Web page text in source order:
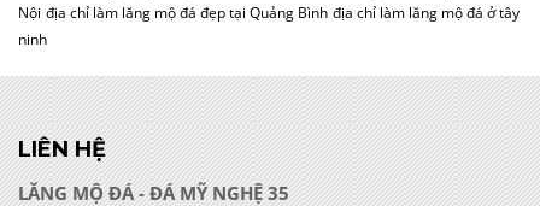
Nội địa chỉ làm lăng mộ đá đẹp tại Quảng Bình địa chỉ làm lăng mộ đá ở tây
ninh
LIÊN HỆ
LĂNG MỘ ĐÁ - ĐÁ MỸ NGHỆ 35